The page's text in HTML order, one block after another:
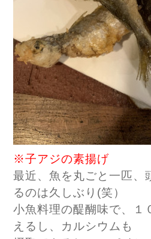
※子アジの素揚げ
最近、魚を丸ごと一匹、
るのは久しぶり(笑）
小魚料理の醍醐味で、１
えるし、カルシウムも